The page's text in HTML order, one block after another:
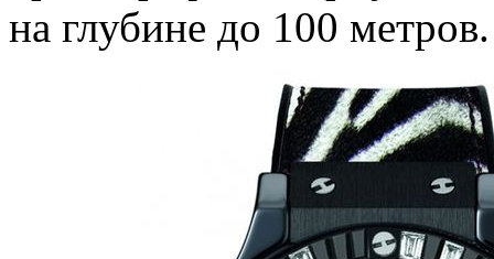
на глубине до 100 метров.